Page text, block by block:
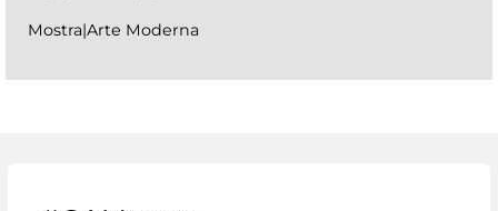
Mostra|Arte Moderna